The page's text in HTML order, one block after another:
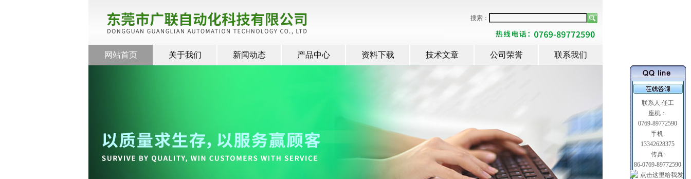
搜索：
网站首页 关于我们 新闻动态 产品中心 资料下载 技术文章 公司荣誉 联系我们
联系人:任工
座机：
0769-89772590
手机:
13342628375
传真:
86-0769-89772590